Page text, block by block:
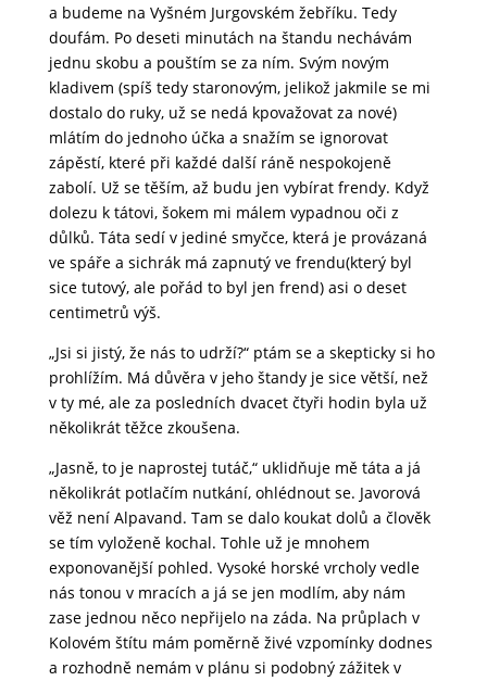
a budeme na Vyšném Jurgovském žebříku. Tedy
doufám. Po deseti minutách na štandu nechávám
jednu skobu a pouštím se za ním. Svým novým
kladivem (spíš tedy staronovým, jelikož jakmile se mi
dostalo do ruky, už se nedá kpovažovat za nové)
mlátím do jednoho účka a snažím se ignorovat
zápěstí, které při každé další ráně nespokojeně
zabolí. Už se těším, až budu jen vybírat frendy. Když
dolezu k tátovi, šokem mi málem vypadnou oči z
důlků. Táta sedí v jediné smyčce, která je provázaná
ve spáře a sichrák má zapnutý ve frendu(který byl
sice tutový, ale pořád to byl jen frend) asi o deset
centimetrů výš.
„Jsi si jistý, že nás to udrží?“ ptám se a skepticky si ho
prohlížím. Má důvěra v jeho štandy je sice větší, než
v ty mé, ale za posledních dvacet čtyři hodin byla už
několikrát těžce zkoušena.
„Jasně, to je naprostej tutáč,“ uklidňuje mě táta a já
několikrát potlačím nutkání, ohlédnout se. Javorová
věž není Alpavand. Tam se dalo koukat dolů a člověk
se tím vyloženě kochal. Tohle už je mnohem
exponovanější pohled. Vysoké horské vrcholy vedle
nás tonou v mracích a já se jen modlím, aby nám
zase jednou něco nepřijelo na záda. Na průplach v
Kolovém štítu mám poměrně živé vzpomínky dodnes
a rozhodně nemám v plánu si podobný zážitek v